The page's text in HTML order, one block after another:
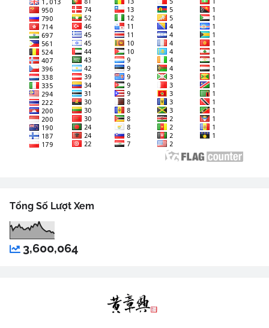
Tổng Số Lượt Xem
3,600,064